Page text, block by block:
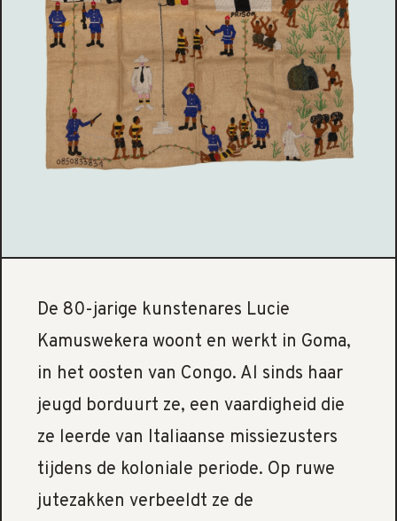
De 80-jarige kunstenares Lucie
Kamuswekera woont en werkt in Goma,
in het oosten van Congo. Al sinds haar
jeugd borduurt ze, een vaardigheid die
ze leerde van Italiaanse missiezusters
tijdens de koloniale periode. Op ruwe
jutezakken verbeeldt ze de